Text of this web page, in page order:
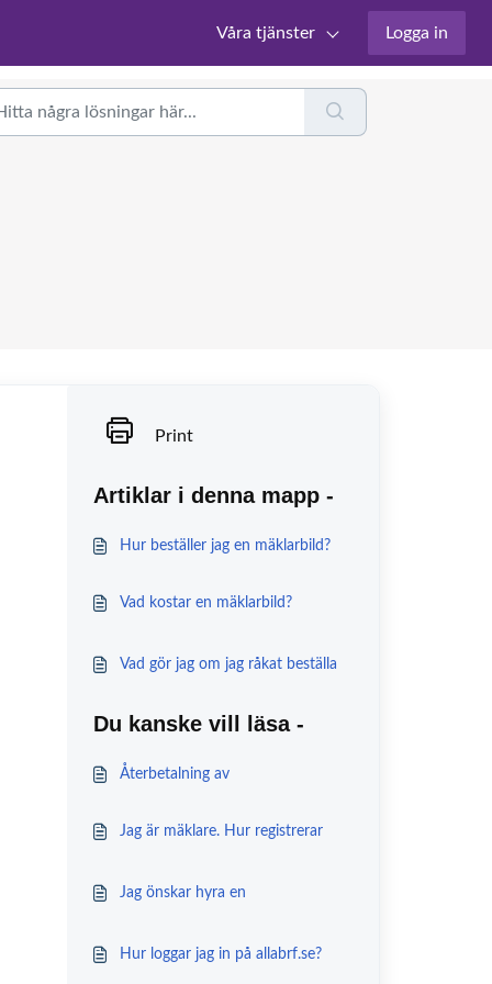
Våra tjänster Logga in
Print
Artiklar i denna mapp -
Hur beställer jag en mäklarbild?
Vad kostar en mäklarbild?
Vad gör jag om jag råkat beställa
dubbla mäklarbilder?
Du kanske vill läsa -
Återbetalning av
dubbelbetalning eller överbetald
Jag är mäklare. Hur registrerar
Jag önskar hyra en
Hur loggar jag in på allabrf.se?